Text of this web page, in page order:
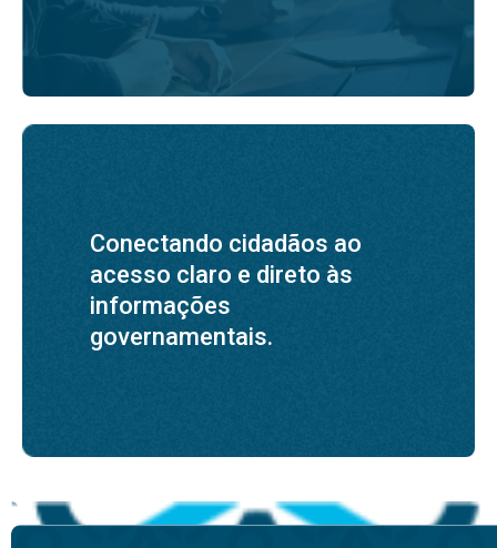
Conectando cidadãos ao
acesso claro e direto às
informações
governamentais.